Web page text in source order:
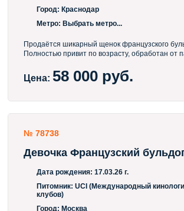
Город: Краснодар
Метро: Выбрать метро...
Продаётся шикарный щенок французского
Полностью привит по возрасту, обработан от
Выращен в заботе и любви, без клеточного
Малыш находится в Краснодаре Консультации
Цена: 58 000 руб.
№ 78738
Девочка Французский
Дата рождения: 17.03.26 г.
Питомник: UCI (Международный
клубов)
Город: Москва